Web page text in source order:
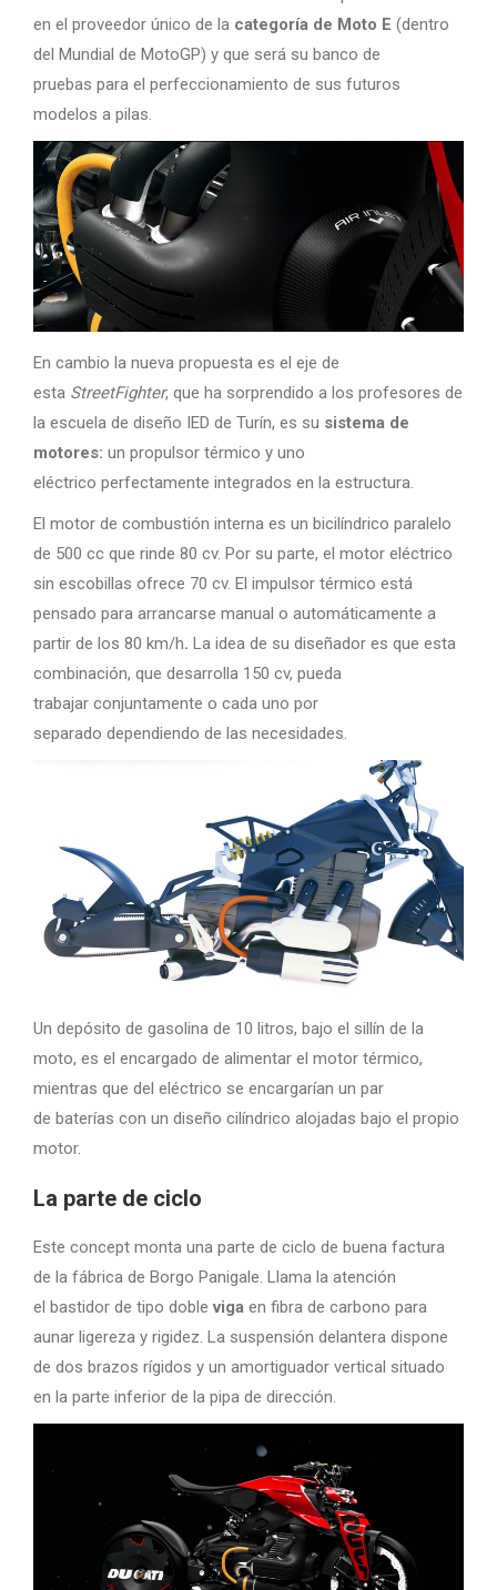
en el proveedor único de la categoría de Moto E (dentro
del Mundial de MotoGP) y que será su banco de
pruebas para el perfeccionamiento de sus futuros
modelos a pilas.
En cambio la nueva propuesta es el eje de
esta StreetFighter, que ha sorprendido a los profesores de
la escuela de diseño IED de Turín, es su sistema de
motores: un propulsor térmico y uno
eléctrico perfectamente integrados en la estructura.
El motor de combustión interna es un bicilíndrico paralelo
de 500 cc que rinde 80 cv. Por su parte, el motor eléctrico
sin escobillas ofrece 70 cv. El impulsor térmico está
pensado para arrancarse manual o automáticamente a
partir de los 80 km/h. La idea de su diseñador es que esta
combinación, que desarrolla 150 cv, pueda
trabajar conjuntamente o cada uno por
separado dependiendo de las necesidades.
Un depósito de gasolina de 10 litros, bajo el sillín de la
moto, es el encargado de alimentar el motor térmico,
mientras que del eléctrico se encargarían un par
de baterías con un diseño cilíndrico alojadas bajo el propio
motor.
La parte de ciclo
Este concept monta una parte de ciclo de buena factura
de la fábrica de Borgo Panigale. Llama la atención
el bastidor de tipo dobleviga en fibra de carbono para
aunar ligereza y rigidez. La suspensión delantera dispone
de dos brazos rígidos y un amortiguador vertical situado
en la parte inferior de la pipa de dirección.